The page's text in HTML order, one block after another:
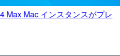
Max Mac インスタンスがプレ